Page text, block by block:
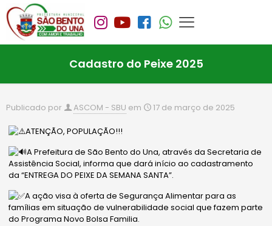
Cadastro do Peixe 2025
Publicado por ASCOM - SBU em 17 de março de 2025
ATENÇÃO, POPULAÇÃO!!!
A Prefeitura de São Bento do Una, através da Secretaria de
Assistência Social, informa que dará início ao cadastramento
da “ENTREGA DO PEIXE DA SEMANA SANTA”.
A ação visa à oferta de Segurança Alimentar para as
famílias em situação de vulnerabilidade social que fazem parte
do Programa Novo Bolsa Familia.